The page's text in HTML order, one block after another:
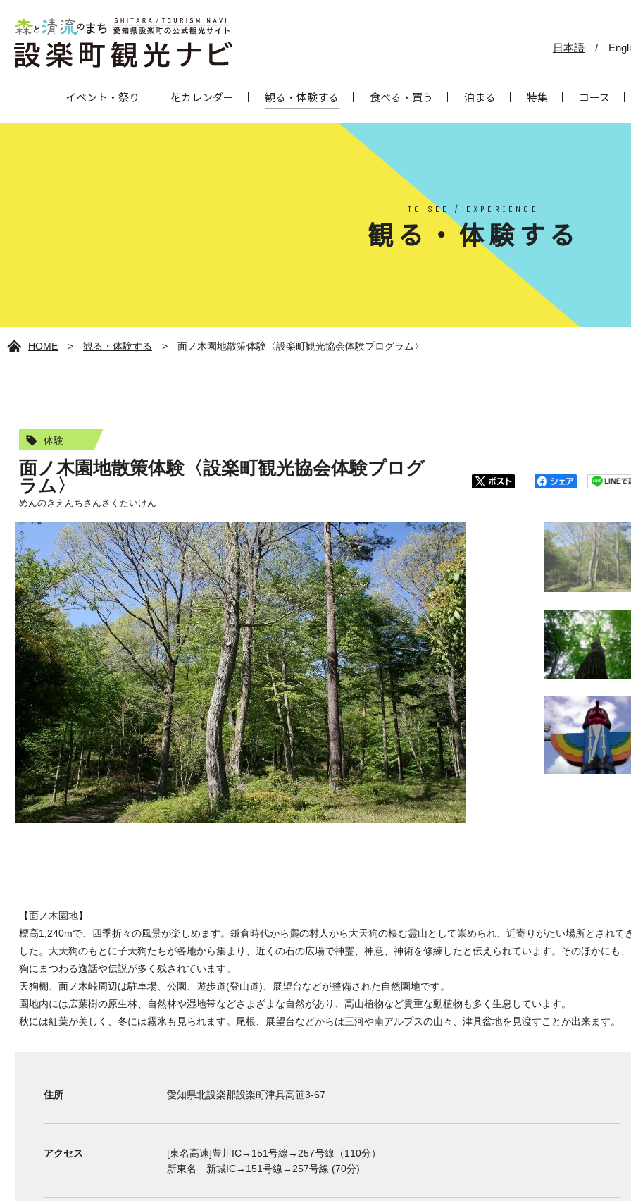
日本語 /
イベント・祭り 花カレンダー 観る・体験する 食べる・買う 泊まる 特集 コース
TO SEE / EXPERIENCE
観る・体験する
HOME > 観る・体験する > 面ノ木園地散策体験〈設楽町観光協会体験プログラム〉
体験
面ノ木園地散策体験〈設楽町観光協会体験プログ
ラム〉
めんのきえんちさんさくたいけん
【面ノ木園地】
標高1,240mで、四季折々の風景が楽しめます。鎌倉時代から麓の村人から大天狗の棲む霊山として崇められ、近寄りがたい場所とされて
した。大天狗のもとに子天狗たちが各地から集まり、近くの石の広場で神霊、神意、神術を修練したと伝えられています。そのほかにも
狗にまつわる逸話や伝説が多く残されています。
天狗棚、面ノ木峠周辺は駐車場、公園、遊歩道(登山道)、展望台などが整備された自然園地です。
園地内には広葉樹の原生林、自然林や湿地帯などさまざまな自然があり、高山植物など貴重な動植物も多く生息しています。
秋には紅葉が美しく、冬には霧氷も見られます。尾根、展望台などからは三河や南アルプスの山々、津具盆地を見渡すことが出来ます。
住所 愛知県北設楽郡設楽町津具高笹3-67
アクセス
[東名高速]豊川IC→151号線→257号線（110分）
新東名 新城IC→151号線→257号線 (70分)